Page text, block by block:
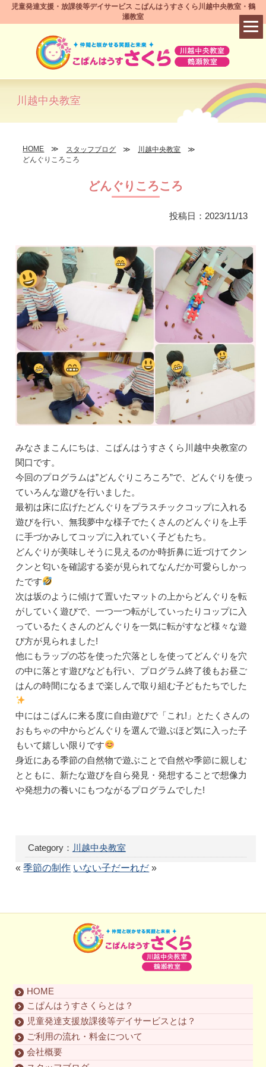
児童発達支援・放課後等デイサービス こぱんはうすさくら川越中央教室・鶴
瀬教室
川越中央教室
HOME スタッフブログ
川越中央教室
どんぐりころころ
どんぐりころころ
投稿日：2023/11/13
みなさまこんにちは、こぱんはうすさくら川越中央教室の
関口です。
今回のプログラムは”どんぐりころころ”で、どんぐりを使っ
ていろんな遊びを行いました。
最初は床に広げたどんぐりをプラスチックコップに入れる
遊びを行い、無我夢中な様子でたくさんのどんぐりを上手
に手づかみしてコップに入れていく子どもたち。
どんぐりが美味しそうに見えるのか時折鼻に近づけてクン
クンと匂いを確認する姿が見られてなんだか可愛らしかっ
たです
次は坂のように傾けて置いたマットの上からどんぐりを転
がしていく遊びで、一つ一つ転がしていったりコップに入
っているたくさんのどんぐりを一気に転がすなど様々な遊
び方が見られました!
他にもラップの芯を使った穴落としを使ってどんぐりを穴
の中に落とす遊びなども行い、プログラム終了後もお昼ご
はんの時間になるまで楽しんで取り組む子どもたちでした
中にはこぱんに来る度に自由遊びで「これ!」とたくさんの
おもちゃの中からどんぐりを選んで遊ぶほど気に入った子
もいて嬉しい限りです
身近にある季節の自然物で遊ぶことで自然や季節に親しむ
とともに、新たな遊びを自ら発見・発想することで想像力
や発想力の養いにもつながるプログラムでした!
Category： 川越中央教室
«季節の制作 いない子だーれだ »
HOME
こぱんはうすさくらとは？
児童発達支援放課後等デイサービスとは？
ご利用の流れ・料金について
会社概要